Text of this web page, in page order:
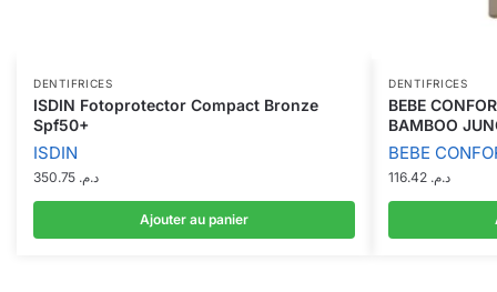
DENTIFRICES
ISDIN Fotoprotector Compact Bronze
Spf50+
ISDIN
د.م.
Ajouter au panier
DENTIFRICES
BEBE
BAMBOO
BEBE
د.م.